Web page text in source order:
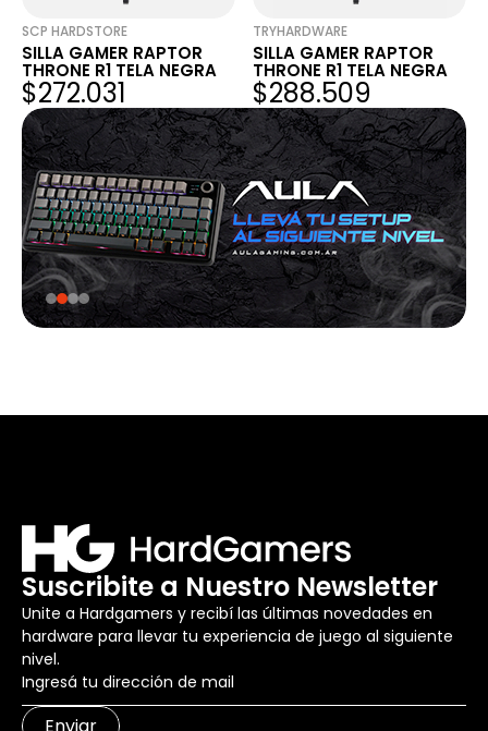
SCP HARDSTORE
SILLA GAMER RAPTOR
THRONE R1 TELA NEGRA
$272.031
TRYHARDWARE
SILLA GAMER RAPTOR
THRONE R1 TELA NEGRA
$288.509
Suscribite a Nuestro Newsletter
Unite a Hardgamers y recibí las últimas novedades en
hardware para llevar tu experiencia de juego al siguiente
nivel.
Enviar